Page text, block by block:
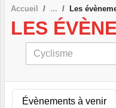
Accueil Les
LES
Évènements à venir